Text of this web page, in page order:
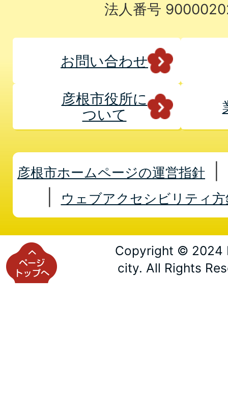
法人番号
お問い合わせ
彦根市役所に
ついて
彦根市ホームページの運営指針
ウェブアクセシビリティ方
Copyright © 2024
city. All Rights